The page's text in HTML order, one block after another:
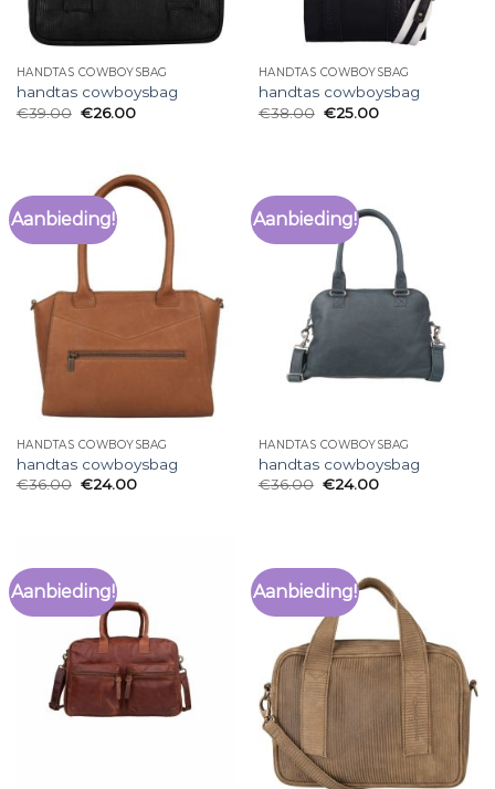
HANDTAS COWBOYSBAG
handtas cowboysbag
€39.00 €26.00
HANDTAS COWBOYSBAG
handtas cowboysbag
€38.00 €25.00
Aanbieding!
HANDTAS COWBOYSBAG
handtas cowboysbag
€36.00 €24.00
Aanbieding!
HANDTAS COWBOYSBAG
handtas cowboysbag
€36.00 €24.00
Aanbieding! Aanbieding!